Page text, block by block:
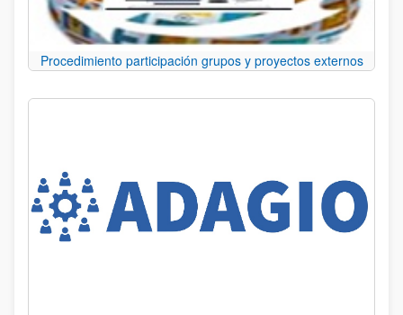
Procedimiento participación grupos y proyectos externos